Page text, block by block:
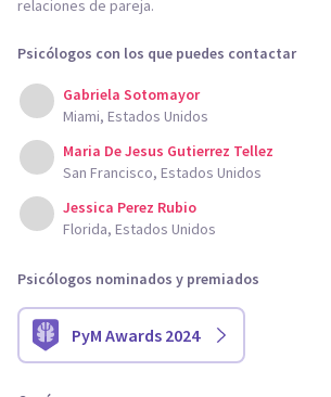
relaciones de pareja.
Psicólogos con los que puedes contactar
Gabriela Sotomayor
Miami, Estados Unidos
Maria De Jesus Gutierrez Tellez
San Francisco, Estados Unidos
Jessica Perez Rubio
Florida, Estados Unidos
Psicólogos nominados y premiados
PyM Awards 2024